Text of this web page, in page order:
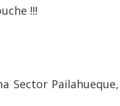
!!!
Sector